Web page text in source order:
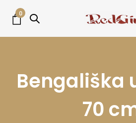
links
content
0
Bengališka
70